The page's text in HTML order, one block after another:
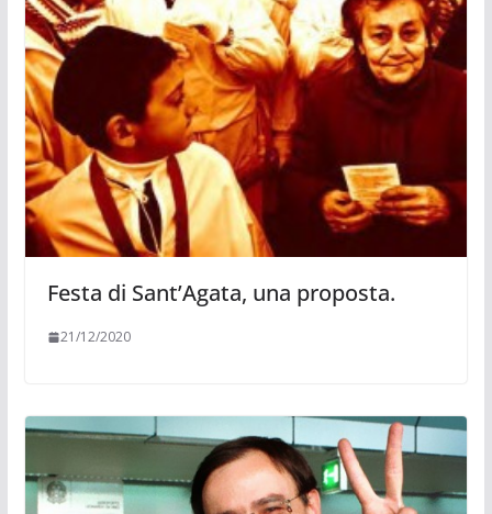
Festa di Sant’Agata, una proposta.
21/12/2020